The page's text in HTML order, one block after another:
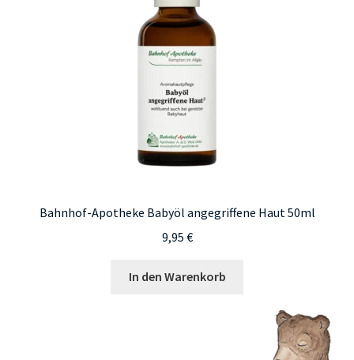
Bahnhof-Apotheke Babyöl angegriffene Haut 50ml
9,95 €
In den Warenkorb